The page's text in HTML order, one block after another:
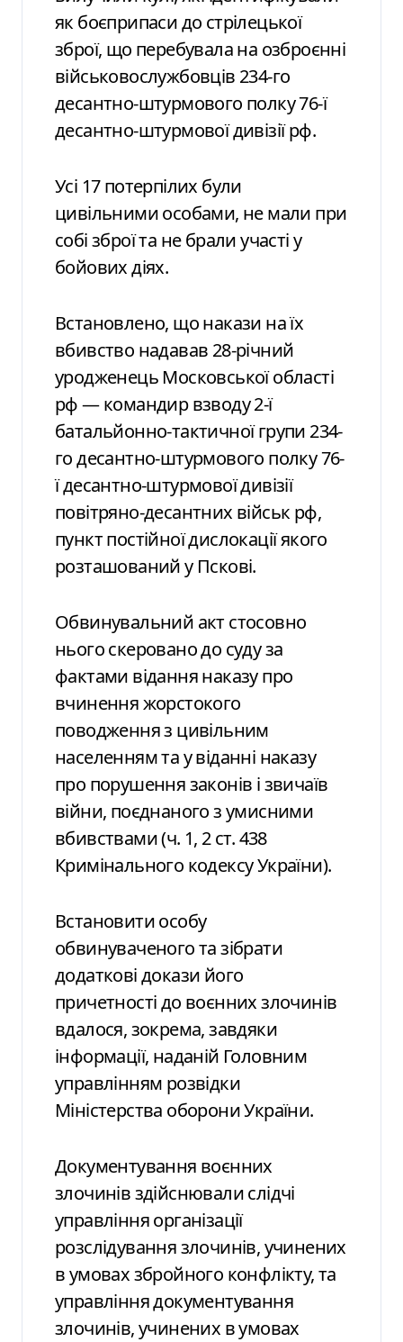
як боєприпаси до стрілецької
зброї, що перебувала на озброєнні
військовослужбовців 234-го
десантно-штурмового полку 76-ї
десантно-штурмової дивізії рф.
Усі 17 потерпілих були
цивільними особами, не мали при
собі зброї та не брали участі у
бойових діях.
Встановлено, що накази на їх
вбивство надавав 28-річний
уродженець Московської області
рф — командир взводу 2-ї
батальйонно-тактичної групи 234-
го десантно-штурмового полку 76-
ї десантно-штурмової дивізії
повітряно-десантних військ рф,
пункт постійної дислокації якого
розташований у Пскові.
Обвинувальний акт стосовно
нього скеровано до суду за
фактами відання наказу про
вчинення жорстокого
поводження з цивільним
населенням та у віданні наказу
про порушення законів і звичаїв
війни, поєднаного з умисними
вбивствами (ч. 1, 2 ст. 438
Кримінального кодексу України).
Встановити особу
обвинуваченого та зібрати
додаткові докази його
причетності до воєнних злочинів
вдалося, зокрема, завдяки
інформації, наданій Головним
управлінням розвідки
Міністерства оборони України.
Документування воєнних
злочинів здійснювали слідчі
управління організації
розслідування злочинів, учинених
в умовах збройного конфлікту, та
управління документування
злочинів, учинених в умовах